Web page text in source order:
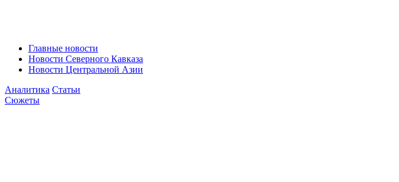
Главные новости
Новости Северного Кавказа
Новости Центральной Азии
Аналитика Статьи
Сюжеты